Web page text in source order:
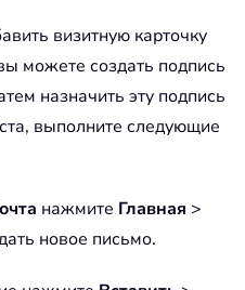
визитную карточку
можете создать подпись
назначить эту подпись
выполните следующие
нажмите Главная >
новое письмо.